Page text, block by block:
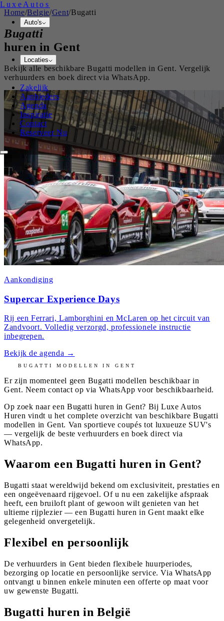
Luxe Autos
Auto's
Locaties
Zakelijk
Aanbieders
Agenda
Inspiratie
Contact
Reserveer Nu
Home/Belgie/Gent/Bugatti
Bugatti
huren in Gent
Bekijk alle beschikbareBugatti modellen inGent. Vergelijk
verhuurders en boek direct via WhatsApp.
Aankondiging
Supercar Experience Days
Rij een Ferrari, Lamborghini en McLaren op het circuit van
Zandvoort. Volledig verzorgd, professionele instructie
inbegrepen.
Bekijk de agenda →
BUGATTI MODELLEN INGENT
Er zijn momenteel geen Bugatti modellen beschikbaar in
Gent. Neem contact op via WhatsApp voor beschikbaarheid.
Op zoek naar een Bugatti huren in Gent? Bij Luxe Autos
Huren vindt u het complete overzicht van beschikbare Bugatti
modellen in Gent. Van sportieve coupés tot luxueuze SUV's
— vergelijk de beste verhuurders en boek direct via
WhatsApp.
Waarom een Bugatti huren in Gent?
Bugatti staat wereldwijd bekend om exclusiviteit, prestaties en
een ongeëvenaard rijgevoel. Of u nu een zakelijke afspraak
heeft, een bruiloft plant of gewoon wilt genieten van het
ultieme rijplezier — een Bugatti huren in Gent maakt elke
gelegenheid onvergetelijk.
Flexibel en persoonlijk
De verhuurders in Gent bieden flexibele huurperiodes,
bezorging op locatie en persoonlijke service. Via WhatsApp
ontvangt u binnen enkele minuten een offerte op maat voor
uw gewenste Bugatti.
Bugatti huren in België